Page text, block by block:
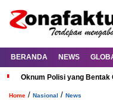
BERANDA NEWS
Oknum Polisi yang Bentak
Home / Nasional / News